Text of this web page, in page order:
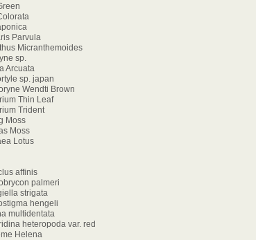
sp.
sp. japan
Wendti Brown
Thin Leaf
Trident
Lotus
affinis
palmeri
strigata
hengeli
heteropoda var. red
Helena